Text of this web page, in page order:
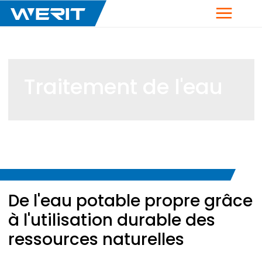
Menu
Breadcrumb
De l'eau potable propre grâce
à l'utilisation durable des
ressources naturelles